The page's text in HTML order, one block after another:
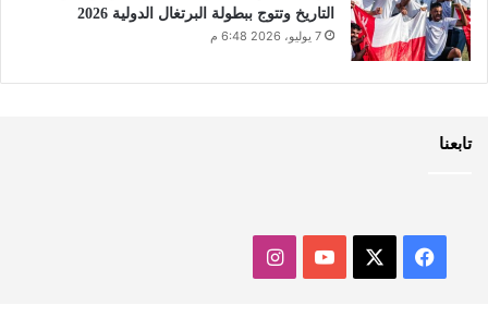
التاريخ وتتوج ببطولة البرتغال الدولية 2026
7 يوليو، 2026 6:48 م
تابعنا
فيسبوك ‫YouTubeانستقرام